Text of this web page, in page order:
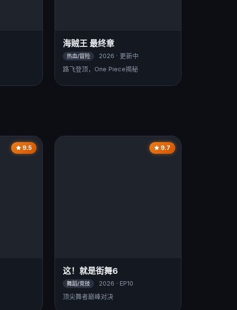
海贼王 最终章
热血/冒险
2026 · 更新中
路飞登顶，One Piece揭秘
9.5 9.7
这！就是街舞6
舞蹈/竞技
2026 · EP10
顶尖舞者巅峰对决